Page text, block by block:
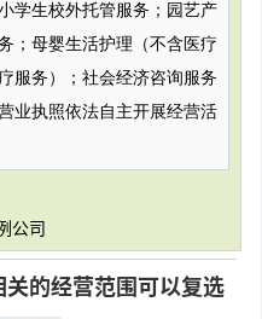
学生校外托管服务；园艺产
；母婴生活护理（不含医疗
服务）；社会经济咨询服务
业执照依法自主开展经营活
公司
的经营范围可以复选